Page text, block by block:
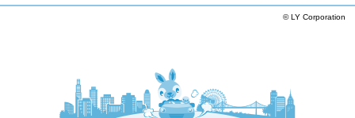
© LY Corporation